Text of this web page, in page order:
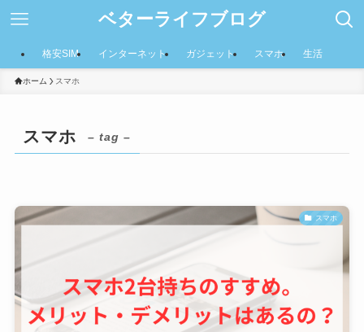
ベターライフブログ
格安SIM インターネット ガジェット スマホ 生活
ホーム スマホ
スマホ – tag –
スマホ